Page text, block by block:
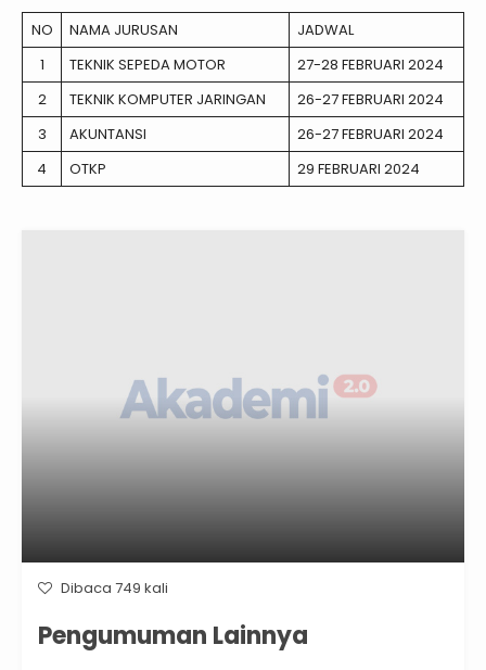
NO NAMA JURUSAN
JADWAL
1
TEKNIK SEPEDA MOTOR
27-28 FEBRUARI 2024
2
TEKNIK KOMPUTER JARINGAN
26-27 FEBRUARI 2024
3
AKUNTANSI
26-27 FEBRUARI 2024
4
OTKP 29 FEBRUARI 2024
Dibaca 749 kali
Pengumuman Lainnya